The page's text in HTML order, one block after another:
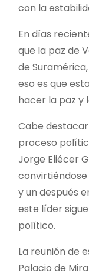
con la
En días
que la paz de
de
eso es que
hacer la paz y
Cabe
proceso
Jorge Eliécer
y un después
este líder
político.
La reunión de
Palacio de